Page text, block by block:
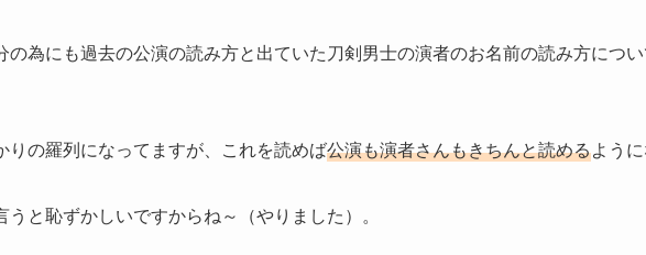
の為にも過去の公演の読み方と出ていた刀剣男士の演者のお名前の読み方につ
りの羅列になってますが、これを読めば公演も演者さんもきちんと読めるよう
うと恥ずかしいですからね～（やりました）。